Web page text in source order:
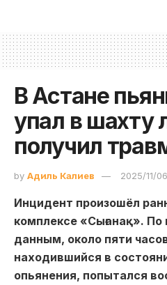
В Астане
упал в шахту
получил
by Адиль Калиев 2025/11/
Инцидент произошёл
комплексе «Сығанақ».
данным, около пяти
находившийся в
опьянения, попытался